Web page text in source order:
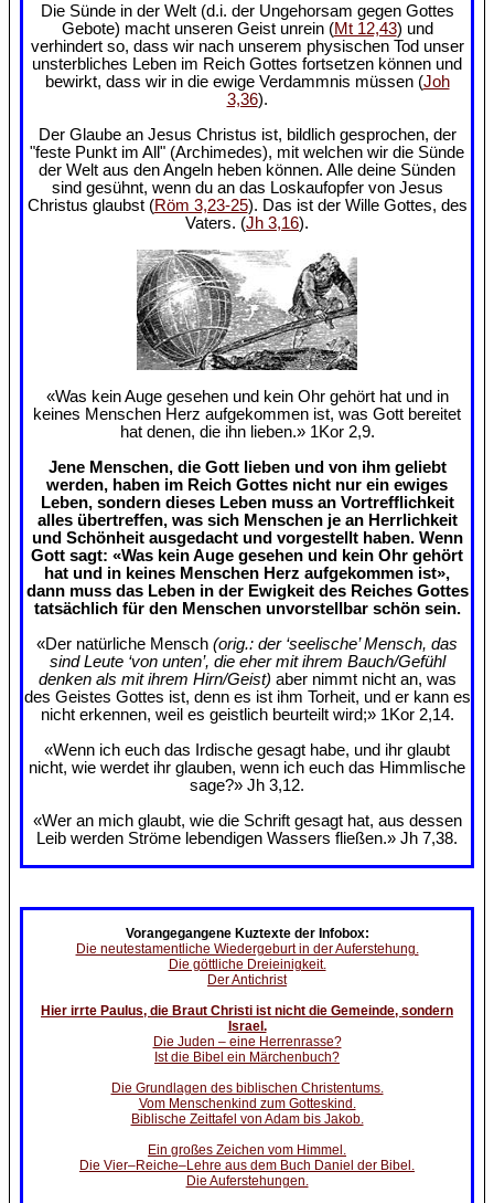
Die Sünde in der Welt (d.i. der Ungehorsam gegen Gottes
Gebote) macht unseren Geist unrein (Mt 12,43) und
verhindert so, dass wir nach unserem physischen Tod unser
unsterbliches Leben im Reich Gottes fortsetzen können und
bewirkt, dass wir in die ewige Verdammnis müssen (Joh
3,36).
Der Glaube an Jesus Christus ist, bildlich gesprochen, der
"feste Punkt im All" (Archimedes), mit welchen wir die Sünde
der Welt aus den Angeln heben können. Alle deine Sünden
sind gesühnt, wenn du an das Loskaufopfer von Jesus
Christus glaubst (Röm 3,23-25). Das ist der Wille Gottes, des
Vaters. (Jh 3,16).
«Was kein Auge gesehen und kein Ohr gehört hat und in
keines Menschen Herz aufgekommen ist, was Gott bereitet
hat denen, die ihn lieben.» 1Kor 2,9.
Jene Menschen, die Gott lieben und von ihm geliebt
werden, haben im Reich Gottes nicht nur ein ewiges
Leben, sondern dieses Leben muss an Vortrefflichkeit
alles übertreffen, was sich Menschen je an Herrlichkeit
und Schönheit ausgedacht und vorgestellt haben. Wenn
Gott sagt: «Was kein Auge gesehen und kein Ohr gehört
hat und in keines Menschen Herz aufgekommen ist»,
dann muss das Leben in der Ewigkeit des Reiches Gottes
tatsächlich für den Menschen unvorstellbar schön sein.
«Der natürliche Mensch (orig.: der ‘seelische’ Mensch, das
sind Leute ‘von unten’, die eher mit ihrem Bauch/Gefühl
denken als mit ihrem Hirn/Geist) aber nimmt nicht an, was
des Geistes Gottes ist, denn es ist ihm Torheit, und er kann es
nicht erkennen, weil es geistlich beurteilt wird;» 1Kor 2,14.
«Wenn ich euch das Irdische gesagt habe, und ihr glaubt
nicht, wie werdet ihr glauben, wenn ich euch das Himmlische
sage?» Jh 3,12.
«Wer an mich glaubt, wie die Schrift gesagt hat, aus dessen
Leib werden Ströme lebendigen Wassers fließen.» Jh 7,38.
Vorangegangene Kuztexte der Infobox:
Die neutestamentliche Wiedergeburt in der Auferstehung.
Die göttliche Dreieinigkeit.
Der Antichrist
Hier irrte Paulus, die Braut Christi ist nicht die Gemeinde, sondern
Israel.
Die Juden – eine Herrenrasse?
Ist die Bibel ein Märchenbuch?
Die Grundlagen des biblischen Christentums.
Vom Menschenkind zum Gotteskind.
Biblische Zeittafel von Adam bis Jakob.
Ein großes Zeichen vom Himmel.
Die Vier–Reiche–Lehre aus dem Buch Daniel der Bibel.
Die Auferstehungen.